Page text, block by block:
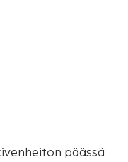
päässä